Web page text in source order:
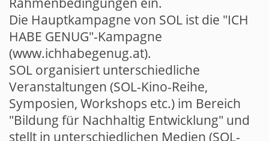
Die Hauptkampagne von SOL ist die "ICH
HABE GENUG"-Kampagne
(www.ichhabegenug.at).
SOL organisiert unterschiedliche
Veranstaltungen (SOL-Kino-Reihe,
Symposien, Workshops etc.) im Bereich
"Bildung für Nachhaltig Entwicklung" und
stellt in unterschiedlichen Medien (SOL-